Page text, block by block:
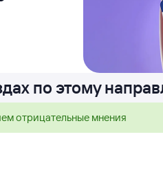
по этому
отрицательные мнения